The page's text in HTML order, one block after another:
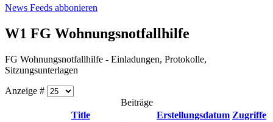
News Feeds abbonieren
W1 FG Wohnungsnotfallhilfe
FG Wohnungsnotfallhilfe - Einladungen, Protokolle,
Sitzungsunterlagen
Anzeige #
Beiträge
Title
Erstellungsdatum Zugriffe